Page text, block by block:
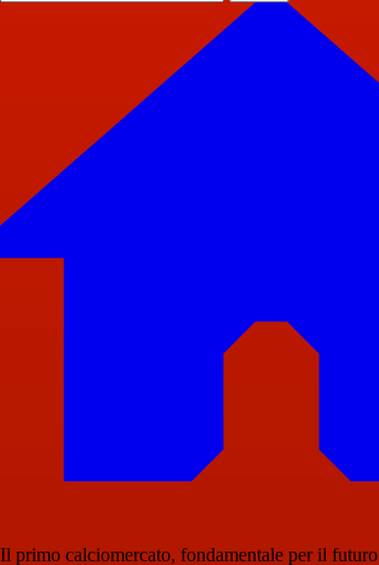
Il primo calciomercato, fondamentale per il futuro